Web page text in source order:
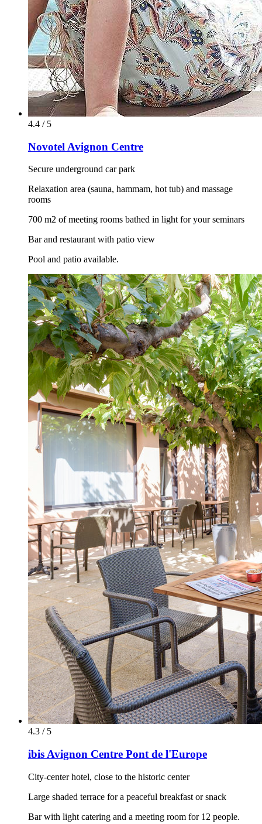
4.4 / 5
Novotel Avignon Centre
Secure underground car park
Relaxation area (sauna, hammam, hot tub) and massage
rooms
700 m2 of meeting rooms bathed in light for your seminars
Bar and restaurant with patio view
Pool and patio available.
4.3 / 5
ibis Avignon Centre Pont de l'Europe
City-center hotel, close to the historic center
Large shaded terrace for a peaceful breakfast or snack
Bar with light catering and a meeting room for 12 people.